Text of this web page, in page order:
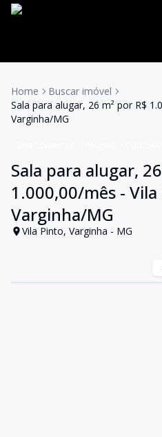
Home
Buscar imóvel
Sala para alugar, 26 m² por R$
Varginha/MG
Sala para alugar,
1.000,00/mês -
Varginha/MG
Vila Pinto, Varginha - MG